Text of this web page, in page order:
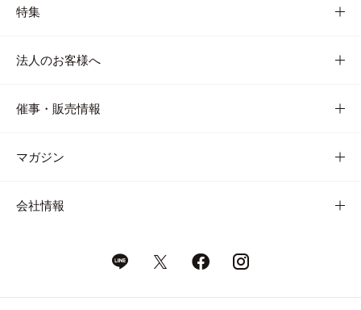
特集
法人のお客様へ
催事・販売情報
マガジン
会社情報